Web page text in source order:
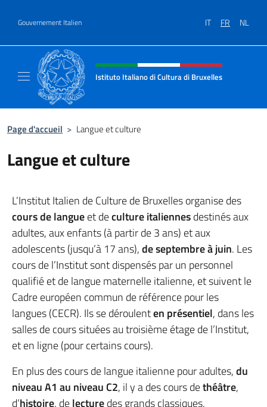
Gouvernement Italien IT FR NL
Site Web, social et en-tête de
Istituto Italiano di Cultura di Bruxelles
Page d'accueil > Langue et culture
Langue et culture
L’Institut Italien de Culture de Bruxelles organise des
cours de langueet deculture italiennesdestinés aux
adultes, aux enfants (à partir de 3 ans) et aux
adolescents (jusqu’à 17 ans),de septembre à juin. Les
cours de l’Institut sont dispensés par un personnel
qualifié et de langue maternelle italienne, et suivent le
Cadre européen commun de référence pour les
langues (CECR). Ils se déroulenten présentiel, dans les
salles de cours situées au troisième étage de l’Institut,
et en ligne (pour certains cours).
En plus des cours de langue italienne pour adultes,du
niveau A1 au niveau C2, il y a des cours dethéâtre,
d’histoire, delecturedes grands classiques,